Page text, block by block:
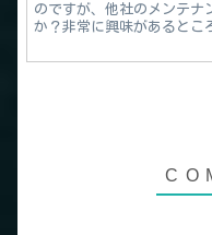
のですが、他社のメンテナ
か？非常に興味があるとこ